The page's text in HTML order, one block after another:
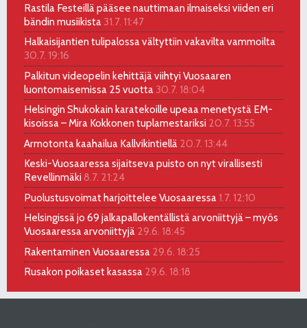
Rastila Festeillä pääsee nauttimaan ilmaiseksi viiden eri
bändin musiikista 31.7. 11:47
Halkaisijantien tulipalossa vältyttiin vakavilta vammoilta
30.7. 19:16
Palkitun videopelin kehittäjä viihtyi Vuosaaren
luontomaisemissa 25 vuotta 30.7. 18:04
Helsingin Shukokain karatekoille upeaa menetystä EM-
kisoissa – Mira Kokkonen tuplamestariksi 20.7. 13:55
Armotonta kaahailua Kallvikintiellä 20.7. 13:44
Keski-Vuosaaressa sijaitseva puisto on nyt virallisesti
Revellinmäki 8.7. 21:24
Puolustusvoimat harjoittelee Vuosaaressa 1.7. 12:10
Helsingissä jo 69 jalkapallokentällistä arvoniittyjä – myös
Vuosaaressa arvoniittyjä 29.6. 18:45
Rakentaminen Vuosaaressa 29.6. 18:25
Rusakon poikaset kasassa 29.6. 18:18